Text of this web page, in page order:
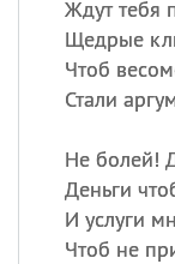
Ждут тебя
Щедрые
Чтоб
Стали
Не болей!
Деньги
И услуги
Чтоб не